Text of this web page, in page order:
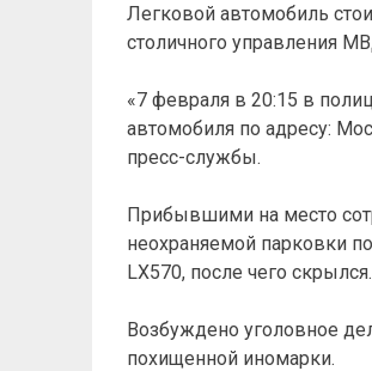
Легковой автомобиль
столичного управления
«7 февраля в 20:15 в
автомобиля по адресу:
пресс-службы.
Прибывшими на место
неохраняемой парковки
LX570, после чего
Возбуждено уголовное
похищенной иномарки.